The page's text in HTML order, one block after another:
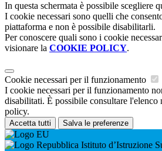
In questa schermata è possibile scegliere
I cookie necessari sono quelli che
piattaforma e non è possibile disabilitarli.
Per conoscere quali sono i cookie
visionare la COOKIE POLICY.
Cookie necessari per il funzionamento
I cookie necessari per il funzionamento
disabilitati. È possibile consultare l'elenco
policy.
Accetta tutti Salva le preferenze
Istituto d’Istruzione